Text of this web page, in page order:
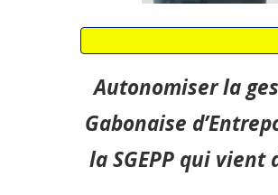
Autonomiser la
Gabonaise
la SGEPP qui